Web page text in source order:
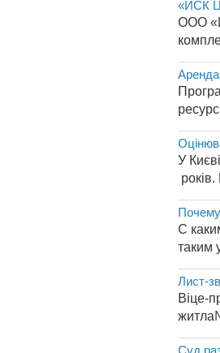
«ИСК
ООО
У
С
таким
Лист-
Віце-